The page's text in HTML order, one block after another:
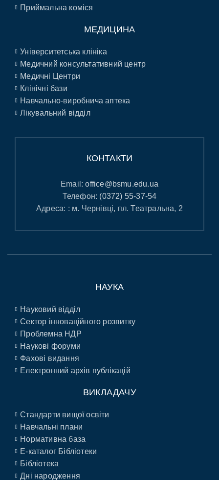
Приймальна коміся
МЕДИЦИНА
Університетська клініка
Медичний консультативний центр
Медичні Центри
Клінічні бази
Навчально-виробнича аптека
Лікувальний відділ
КОНТАКТИ
Email:office@bsmu.edu.ua
Телефон: (0372) 55-37-54
Адреса: : м. Чернівці, пл. Театральна, 2
НАУКА
Науковий відділ
Сектор інноваційного розвитку
Проблемна НДР
Наукові форуми
Фахові видання
Електронний архів публікацій
ВИКЛАДАЧУ
Стандарти вищої освіти
Навчальні плани
Нормативна база
E-каталог Бібліотеки
Бібліотека
Дні народження